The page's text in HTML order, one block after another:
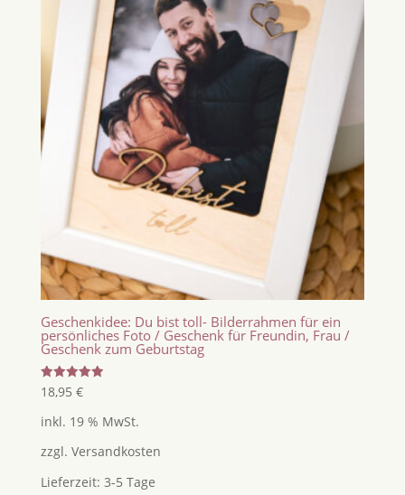
Geschenkidee: Du bist toll- Bilderrahmen für ein
persönliches Foto / Geschenk für Freundin, Frau /
Geschenk zum Geburtstag
Bewertet
mit
von 5
18,95 €
inkl. 19 % MwSt.
zzgl. Versandkosten
Lieferzeit: 3-5 Tage